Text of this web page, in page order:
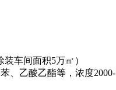
车间面积5万㎡）
、乙酸乙酯等，浓度2000-